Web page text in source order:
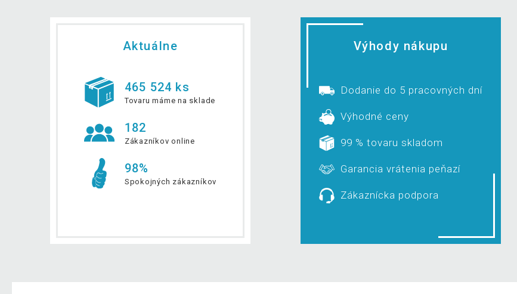
Aktuálne
465 524 ks
Tovaru máme na sklade
182
Zákazníkov online
98%
Spokojných zákazníkov
Výhody nákupu
Dodanie do 5 pracovných dní
Výhodné ceny
99 % tovaru skladom
Garancia vrátenia peňazí
Zákaznícka podpora